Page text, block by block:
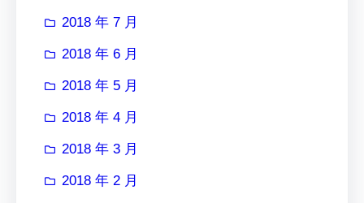
2018 年 7 月
2018 年 6 月
2018 年 5 月
2018 年 4 月
2018 年 3 月
2018 年 2 月